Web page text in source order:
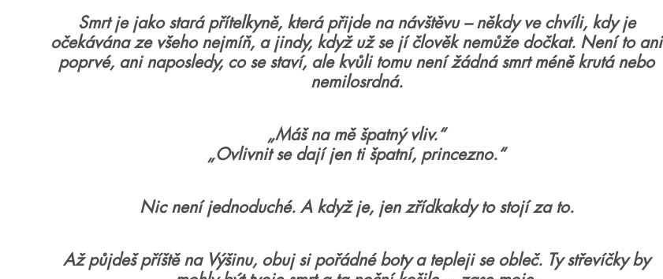
Smrt je jako stará přítelkyně, která přijde na návštěvu – někdy ve chvíli, kdy je
očekávána ze všeho nejmíň, a jindy, když už se jí člověk nemůže dočkat. Není to ani
poprvé, ani naposledy, co se staví, ale kvůli tomu není žádná smrt méně krutá nebo
nemilosrdná.
„Máš na mě špatný vliv.“
„Ovlivnit se dají jen ti špatní, princezno.“
Nic není jednoduché. A když je, jen zřídkakdy to stojí za to.
Až půjdeš příště na Výšinu, obuj si pořádné boty a tepleji se obleč. Ty střevíčky by